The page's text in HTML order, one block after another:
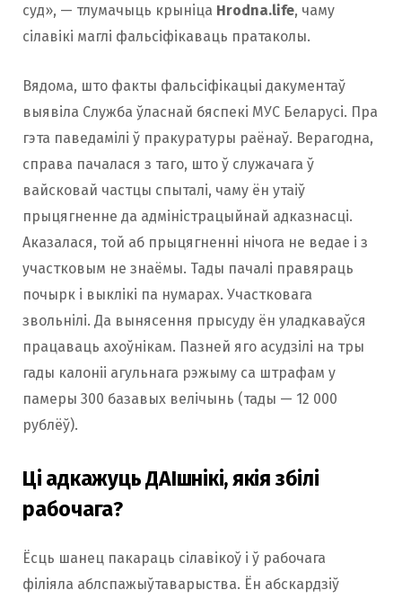
суд», — тлумачыць крыніца Hrodna.life, чаму
сілавікі маглі фальсіфікаваць пратаколы.
Вядома, што факты фальсіфікацыі дакументаў
выявіла Служба ўласнай бяспекі МУС Беларусі. Пра
гэта паведамілі ў пракуратуры раёнаў. Верагодна,
справа пачалася з таго, што ў служачага ў
вайсковай частцы спыталі, чаму ён утаіў
прыцягненне да адміністрацыйнай адказнасці.
Аказалася, той аб прыцягненні нічога не ведае і з
участковым не знаёмы. Тады пачалі правяраць
почырк і выклікі па нумарах. Участковага
звольнілі. Да вынясення прысуду ён уладкаваўся
працаваць ахоўнікам. Пазней яго асудзілі на тры
гады калоніі агульнага рэжыму са штрафам у
памеры 300 базавых велічынь (тады — 12 000
рублёў).
Ці адкажуць ДАІшнікі, якія збілі
рабочага?
Ёсць шанец пакараць сілавікоў і ў рабочага
філіяла аблспажыўтаварыства. Ён абскардзіў